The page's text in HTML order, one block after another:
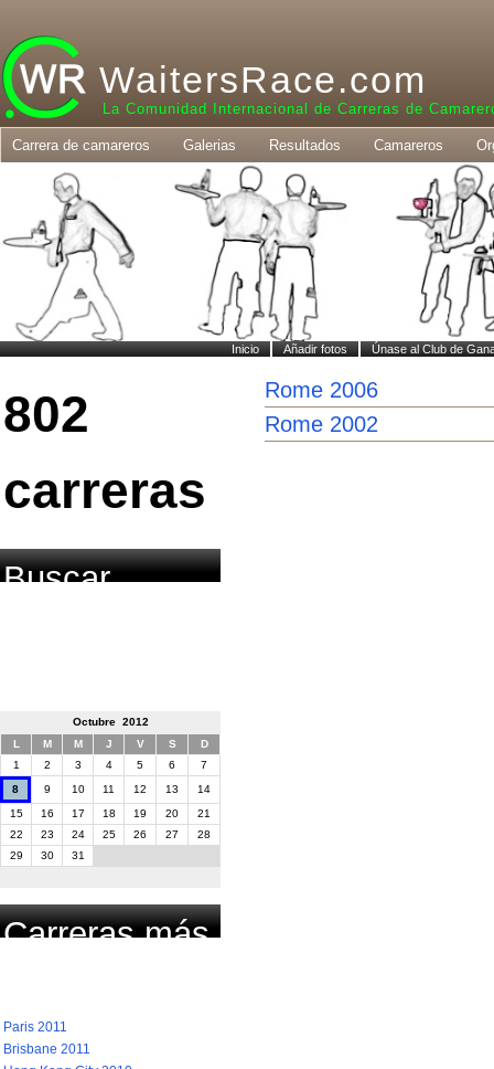
WaitersRace.com
La Comunidad Internacional de Carreras de
Carrera de camareros Galerias Resultados Camareros
Inicio Añadir fotos Únase al Club de
802
carreras
Buscar
Octubre 2012
L
M M J V S
D
1
2 3 4 5 6
7
8
9 10 11 12 13
14
15
16 17 18 19 20
21
22
23 24 25 26 27
28
29
30 31
Carreras más
Paris 2011
Brisbane 2011
Rome 2006
Rome 2002